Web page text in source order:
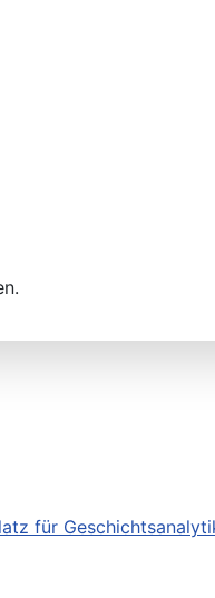
für